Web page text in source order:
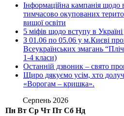
Інформаційна кампанія щодо
тимчасово окупованих
вищої освіти
5 міфів щодо вступу в
З 01.06 по 05.06 у м.Києві
Всеукраїнських змагань
1-4 класи)
Останній дзвоник – свято
Щиро дякуємо усім, хто
«Ворогам – кришка».
Серпень 2026
Пн Вт Ср Чт Пт Сб Нд